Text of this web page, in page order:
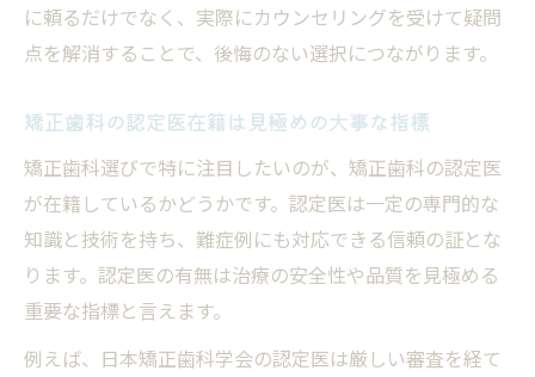
に頼るだけでなく、実際にカウンセリングを受けて疑問
点を解消することで、後悔のない選択につながります。
矯正歯科の認定医在籍は見極めの大事な指標
矯正歯科選びで特に注目したいのが、矯正歯科の認定医
が在籍しているかどうかです。認定医は一定の専門的な
知識と技術を持ち、難症例にも対応できる信頼の証とな
ります。認定医の有無は治療の安全性や品質を見極める
重要な指標と言えます。
例えば、日本矯正歯科学会の認定医は厳しい審査を経て